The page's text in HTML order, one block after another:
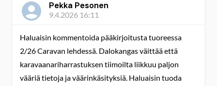
Pekka Pesonen
9.4.2026 16:11
Haluaisin kommentoida pääkirjoitusta tuoreessa
2/26 Caravan lehdessä. Dalokangas väittää että
karavaanariharrastuksen tiimoilta liikkuu paljon
vääriä tietoja ja väärinkäsityksiä. Haluaisin tuoda